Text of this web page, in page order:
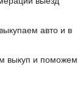
авто и в
выкуп и поможем